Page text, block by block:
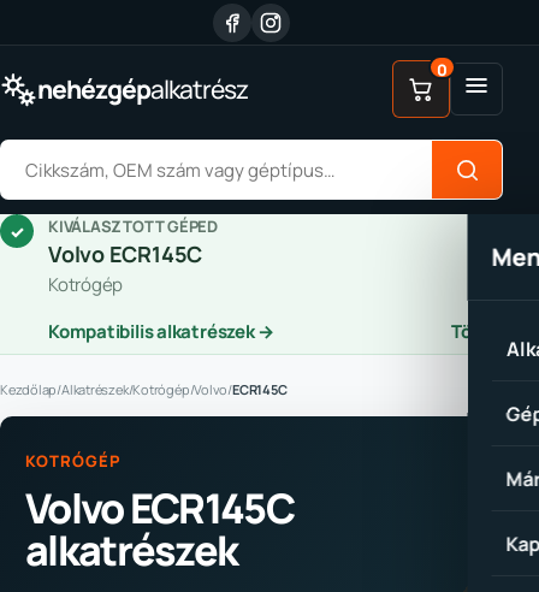
nehézgépalkatrész
Alkatrész keresése
0Menü
✓ KIVÁLASZTOTT GÉPED
Volvo ECR145C
Kotrógép
Kompatibilis alkatrészek →
Törlés
Kezdőlap/Alkatrészek/Kotrógép/Volvo/ECR145C
KOTRÓGÉP
Volvo ECR145C
alkatrészek